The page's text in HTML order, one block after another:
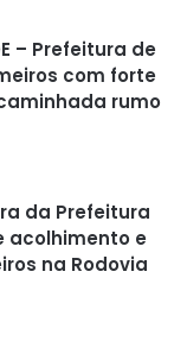
– Prefeitura de
com forte
rumo
da Prefeitura
acolhimento e
na Rodovia